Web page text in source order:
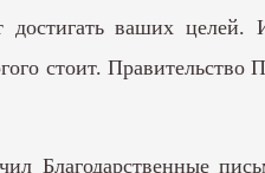
ваших целей.
стоит.
Благодарственные